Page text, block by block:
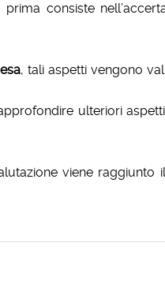
consiste
, tali aspetti vengono
ulteriori
viene raggiunto